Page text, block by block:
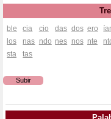
ble cia cio das dos ero
los
nas ndo nes nos nte
sta
tas
Subir